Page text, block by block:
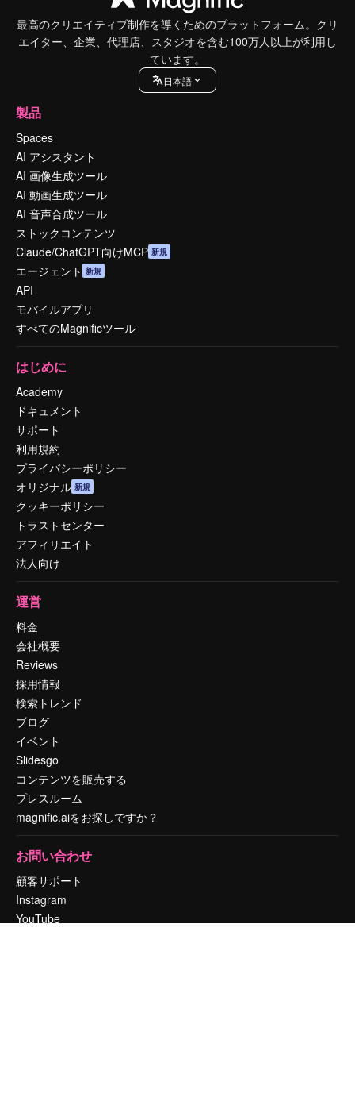
最高のクリエイティブ制作を導くためのプラットフォーム。クリ
エイター、企業、代理店、スタジオを含む100万人以上が利用し
ています。
日本語
製品
Spaces
AI アシスタント
AI 画像生成ツール
AI 動画生成ツール
AI 音声合成ツール
ストックコンテンツ
Claude/ChatGPT向けMCP 新規
エージェント 新規
API
モバイルアプリ
すべてのMagnificツール
はじめに
Academy
ドキュメント
サポート
利用規約
プライバシーポリシー
オリジナル 新規
クッキーポリシー
トラストセンター
アフィリエイト
法人向け
運営
料金
会社概要
Reviews
採用情報
検索トレンド
ブログ
イベント
Slidesgo
コンテンツを販売する
プレスルーム
magnific.aiをお探しですか？
お問い合わせ
顧客サポート
Instagram
YouTube